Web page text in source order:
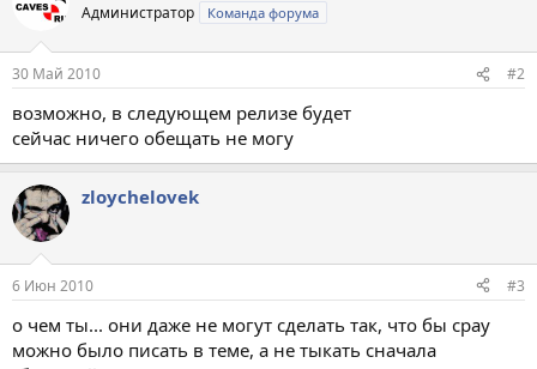
Администратор Команда форума
30 Май 2010 #2
возможно, в следующем релизе будет
сейчас ничего обещать не могу
zloychelovek
6 Июн 2010 #3
о чем ты... они даже не могут сделать так, что бы срау
можно было писать в теме, а не тыкать сначала